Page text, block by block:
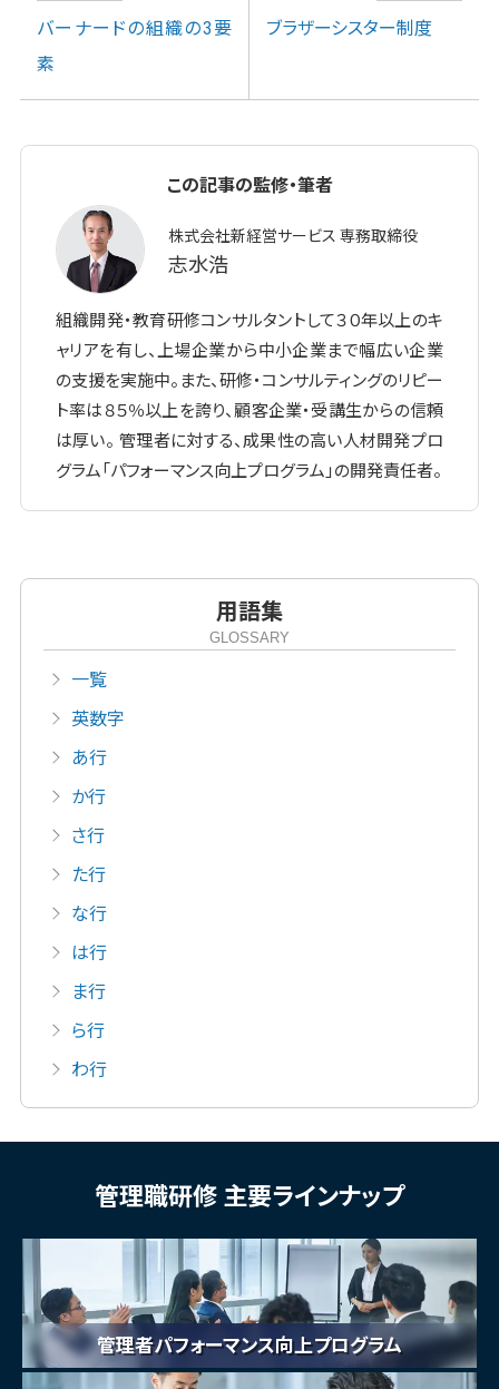
バーナードの組織の3要
素
ブラザーシスター制度
この記事の監修・筆者
株式会社新経営サービス 専務取締役
志水浩
組織開発・教育研修コンサルタントして３０年以上のキ
ャリアを有し、上場企業から中小企業まで幅広い企業
の支援を実施中。また、研修・コンサルティングのリピー
ト率は８５％以上を誇り、顧客企業・受講生からの信頼
は厚い。 管理者に対する、成果性の高い人材開発プロ
グラム「パフォーマンス向上プログラム」の開発責任者。
用語集
GLOSSARY
一覧
英数字
あ行
か行
さ行
た行
な行
は行
ま行
ら行
わ行
管理職研修 主要ラインナップ
管理者パフォーマンス向上プログラム